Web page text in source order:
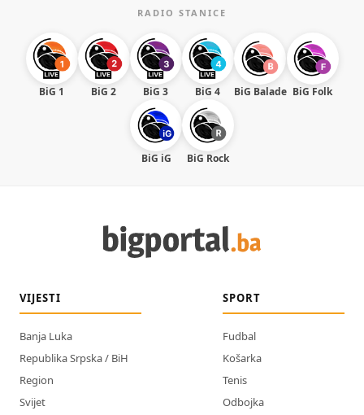
RADIO STANICE
BiG 1 BiG 2 BiG 3 BiG 4 BiG Balade BiG Folk
BiG iG BiG Rock
VIJESTI
Banja Luka
Republika Srpska / BiH
Region
Svijet
SPORT
Fudbal
Košarka
Tenis
Odbojka